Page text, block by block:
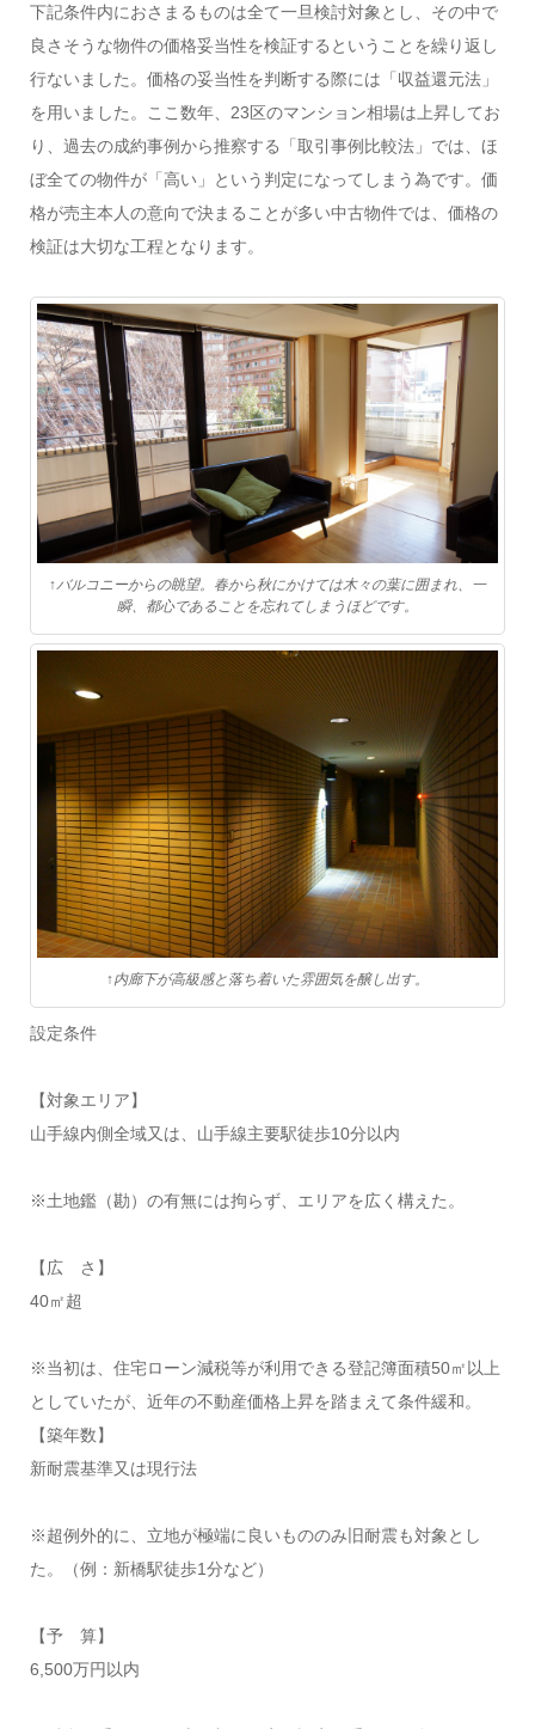
下記条件内におさまるものは全て一旦検討対象とし、その中で
良さそうな物件の価格妥当性を検証するということを繰り返し
行ないました。価格の妥当性を判断する際には「収益還元法」
を用いました。ここ数年、23区のマンション相場は上昇してお
り、過去の成約事例から推察する「取引事例比較法」では、ほ
ぼ全ての物件が「高い」という判定になってしまう為です。価
格が売主本人の意向で決まることが多い中古物件では、価格の
検証は大切な工程となります。
↑バルコニーからの眺望。春から秋にかけては木々の葉に囲まれ、一
瞬、都心であることを忘れてしまうほどです。
↑内廊下が高級感と落ち着いた雰囲気を醸し出す。
設定条件
【対象エリア】
山手線内側全域又は、山手線主要駅徒歩10分以内
※土地鑑（勘）の有無には拘らず、エリアを広く構えた。
【広 さ】
40㎡超
※当初は、住宅ローン減税等が利用できる登記簿面積50㎡以上
としていたが、近年の不動産価格上昇を踏まえて条件緩和。
【築年数】
新耐震基準又は現行法
※超例外的に、立地が極端に良いもののみ旧耐震も対象とし
た。（例：新橋駅徒歩1分など）
【予 算】
6,500万円以内